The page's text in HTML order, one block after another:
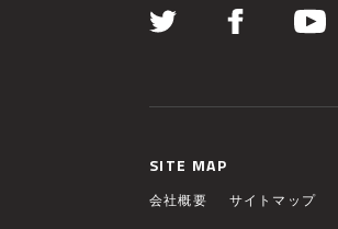
SITE MAP
会社概要 サイトマップ